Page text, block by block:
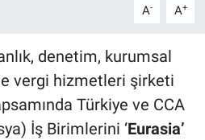
A- A+
denetim, kurumsal
vergi hizmetleri şirketi
Türkiye ve CCA
İş Birimlerini ‘Eurasia’